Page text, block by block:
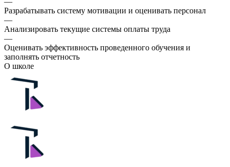
Разрабатывать систему мотивации и оценивать персонал
—
Анализировать текущие системы оплаты труда
—
Оценивать эффективность проведенного обучения и
заполнять отчетность
О школе